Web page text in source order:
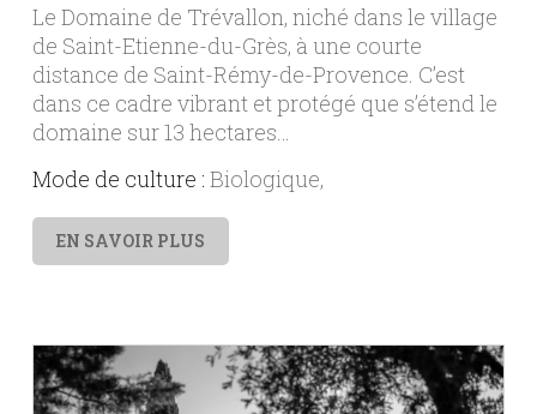
Le Domaine de Trévallon, niché dans le village
de Saint-Etienne-du-Grès, à une courte
distance de Saint-Rémy-de-Provence. C’est
dans ce cadre vibrant et protégé que s’étend le
domaine sur 13 hectares…
Mode de culture : Biologique
EN SAVOIR PLUS